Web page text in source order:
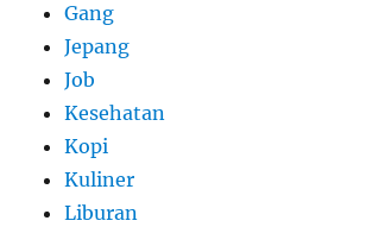
Gang
Jepang
Job
Kesehatan
Kopi
Kuliner
Liburan